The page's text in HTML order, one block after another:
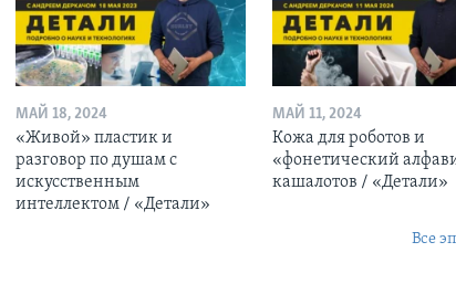
МАЙ 18, 2024
«Живой» пластик и
разговор по душам с
искусственным
интеллектом / «Детали»
МАЙ 11, 2024
Кожа для роботов и
«фонетический
кашалотов / «Детали»
Все